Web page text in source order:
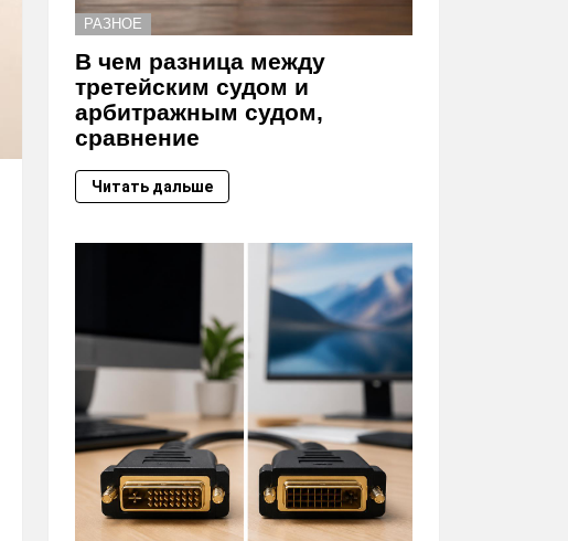
РАЗНОЕ
В чем разница между
третейским судом и
арбитражным судом,
сравнение
Читать дальше